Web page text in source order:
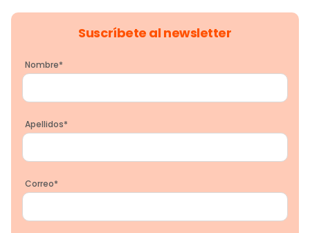
Suscríbete al newsletter
Nombre*
Apellidos*
Correo*